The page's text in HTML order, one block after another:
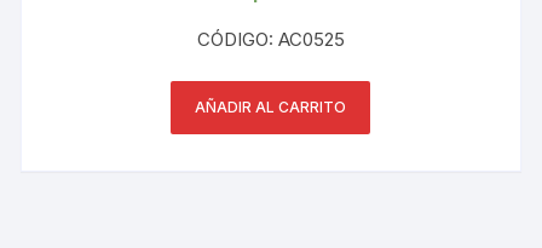
CÓDIGO: AC0525
AÑADIR AL CARRITO